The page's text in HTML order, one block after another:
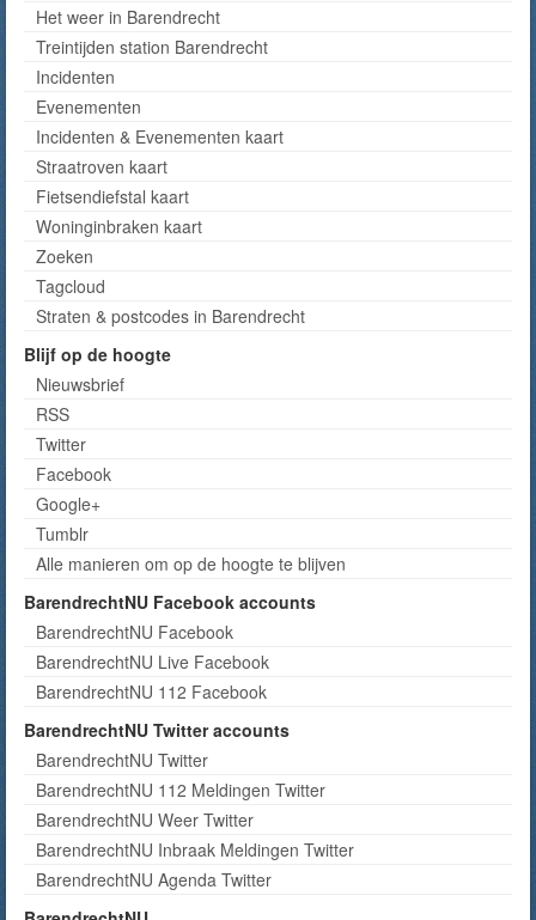
Het weer in Barendrecht
Treintijden station Barendrecht
Incidenten
Evenementen
Incidenten & Evenementen kaart
Straatroven kaart
Fietsendiefstal kaart
Woninginbraken kaart
Zoeken
Tagcloud
Straten & postcodes in Barendrecht
Blijf op de hoogte
Nieuwsbrief
RSS
Twitter
Facebook
Google+
Tumblr
Alle manieren om op de hoogte te blijven
BarendrechtNU Facebook accounts
BarendrechtNU Facebook
BarendrechtNU Live Facebook
BarendrechtNU 112 Facebook
BarendrechtNU Twitter accounts
BarendrechtNU Twitter
BarendrechtNU 112 Meldingen Twitter
BarendrechtNU Weer Twitter
BarendrechtNU Inbraak Meldingen Twitter
BarendrechtNU Agenda Twitter